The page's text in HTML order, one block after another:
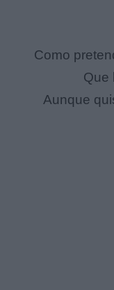
Como
Que
Aunque